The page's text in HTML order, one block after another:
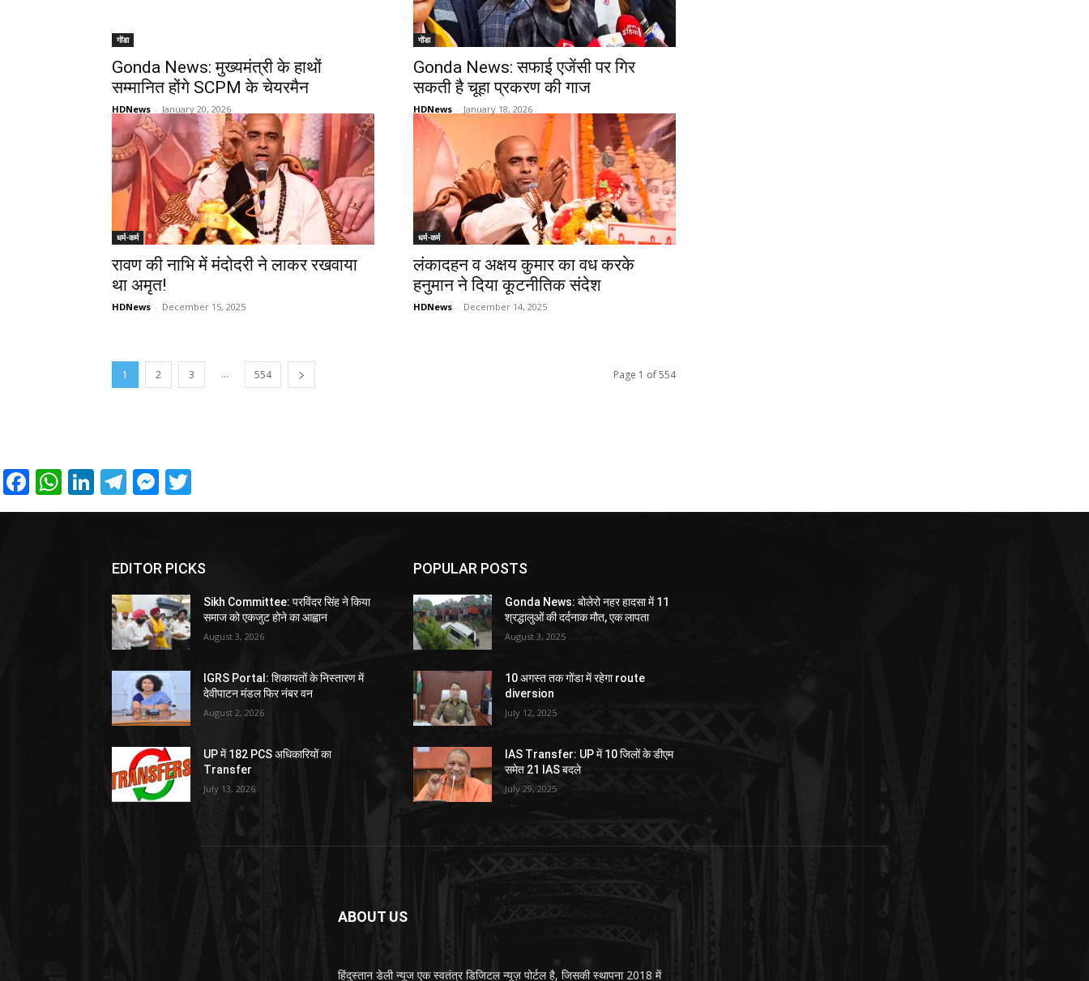
गोंडा
Gonda News: मुख्यमंत्री के हाथों
सम्मानित होंगे SCPM के चेयरमैन
HDNews - January 20, 2026
गोंडा
Gonda News: सफाई एजेंसी पर गिर
सकती है चूहा प्रकरण की गाज
HDNews - January 18, 2026
धर्म-कर्म
रावण की नाभि में मंदोदरी ने लाकर रखवाया
था अमृत!
HDNews - December 15, 2025
धर्म-कर्म
लंकादहन व अक्षय कुमार का वध करके
हनुमान ने दिया कूटनीतिक संदेश
HDNews - December 14, 2025
1 2 3 ... 554 Page 1 of 554
Facebook
WhatsApp
LinkedIn
Telegram
Messenger
EDITOR PICKS
Sikh Committee: परविंदर सिंह ने किया
समाज को एकजुट होने का आह्वान
August 3, 2026
IGRS Portal: शिकायतों के निस्तारण में
देवीपाटन मंडल फिर नंबर वन
August 2, 2026
UP में 182 PCS अधिकारियों का
Transfer
July 13, 2026
POPULAR POSTS
Gonda News: बोलेरो नहर हादसा में 11
श्रद्धालुओं की दर्दनाक मौत, एक लापता
August 3, 2025
10 अगस्त तक गोंडा में रहेगा route
diversion
July 12, 2025
IAS Transfer: UP में 10 जिलों के डीएम
समेत 21 IAS बदले
July 29, 2025
ABOUT US
हिंदुस्तान डेली न्यूज एक स्वतंत्र डिजिटल न्यूज़ पोर्टल है, जिसकी स्थापना 2018 में